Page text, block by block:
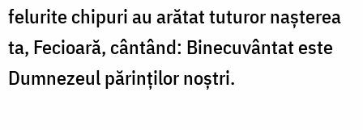
felurite chipuri au arătat tuturor naşterea
ta, Fecioară, cântând: Binecuvântat este
Dumnezeul părinţilor noştri.